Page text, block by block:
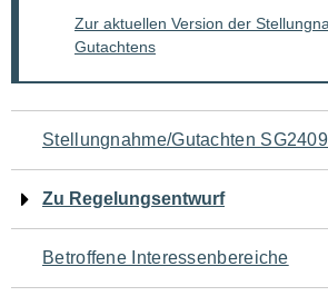
Zur aktuellen Version der
Gutachtens
Navigation
für
den
Seiteninhalt
Stellungnahme/Gutachten
Zu Regelungsentwurf
Betroffene Interessenbereiche